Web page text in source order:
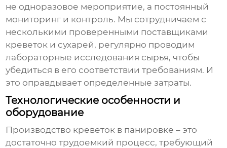
не одноразовое мероприятие, а постоянный
мониторинг и контроль. Мы сотрудничаем с
несколькими проверенными поставщиками
креветок и сухарей, регулярно проводим
лабораторные исследования сырья, чтобы
убедиться в его соответствии требованиям. И
это оправдывает определенные затраты.
Технологические особенности и
оборудование
Производство креветок в панировке – это
достаточно трудоемкий процесс, требующий